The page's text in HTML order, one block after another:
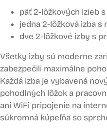
päť 2-lôžkových izieb
jedna 2-lôžková izba s
dve 2-lôžkové izby s
Všetky izby sú moderne
zabezpečili maximálne
Každá izba je vybavená
pohodlných lôžok a
ani WiFi pripojenie na
súkromná kúpeľňa so